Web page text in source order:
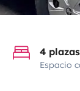
4
Espacio